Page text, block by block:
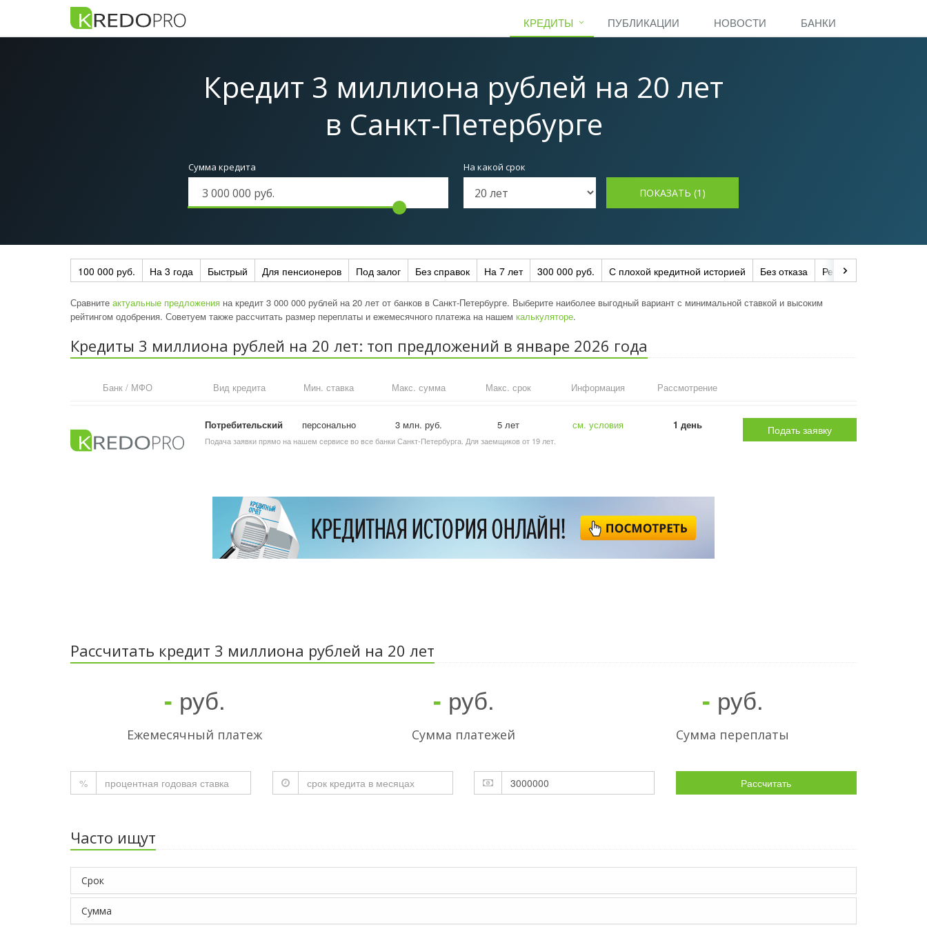
КРЕДИТЫ ПУБЛИКАЦИИ НОВОСТИ БАНКИ
Кредит 3 миллиона рублей на 20 лет
в Санкт-Петербурге
Сумма кредита На какой срок
100 000 руб. На 3 года Быстрый Для пенсионеров Под залог Без справок На 7 лет 300 000 руб. С плохой кредитной историей Без отказа Рефинансирование
Сравните актуальные предложения на кредит 3 000 000 рублей на 20 лет от банков в Санкт-Петербурге. Выберите наиболее выгодный вариант с минимальной ставкой и высоким
рейтингом одобрения. Советуем также рассчитать размер переплаты и ежемесячного платежа на нашем калькуляторе.
Кредиты 3 миллиона рублей на 20 лет: топ предложений в январе 2026 года
Банк / МФО Вид кредита Мин. ставка Макс. сумма Макс. срок Информация Рассмотрение
Потребительский персонально 3 млн. руб. 5 лет см. условия 1 день
Подача заявки прямо на нашем сервисе во все банки Санкт-Петербурга. Для заемщиков от 19 лет.
Подать заявку
Рассчитать кредит 3 миллиона рублей на 20 лет
- руб.
Ежемесячный платеж
- руб.
Cумма платежей
- руб.
Сумма переплаты
% Рассчитать
Часто ищут
Срок
Сумма